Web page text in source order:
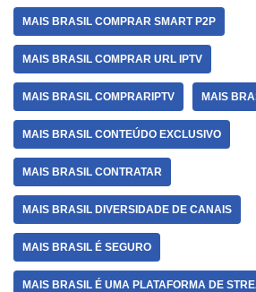
MAIS BRASIL COMPRAR SMART P2P
MAIS BRASIL COMPRAR URL IPTV
MAIS BRASIL COMPRARIPTV MAIS
MAIS BRASIL CONTEÚDO EXCLUSIVO
MAIS BRASIL CONTRATAR
MAIS BRASIL DIVERSIDADE DE CANAIS
MAIS BRASIL É SEGURO
MAIS BRASIL É UMA PLATAFORMA DE